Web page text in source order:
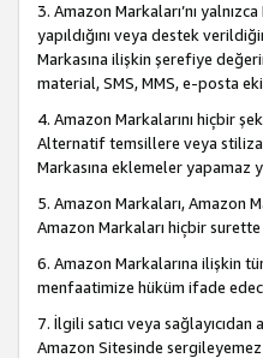
3. Amazon Markaları’nı
yapıldığını veya destek
Markasına ilişkin şerefiye
material, SMS, MMS, e-posta
4. Amazon Markalarını hiçbir
Alternatif temsillere veya
Markasına eklemeler yapamaz
5. Amazon Markaları, Amazon
Amazon Markaları hiçbir
6. Amazon Markalarına ilişkin
menfaatimize hüküm ifade
7. İlgili satıcı veya
Amazon Sitesinde